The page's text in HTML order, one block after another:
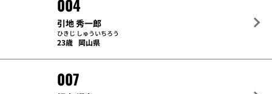
004
引地 秀一郎
ひきじ しゅういちろう
23歳 岡山県
007